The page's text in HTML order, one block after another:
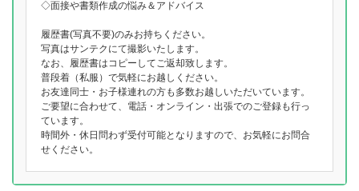
◇面接や書類作成の悩み＆アドバイス
履歴書(写真不要)のみお持ちください。
写真はサンテクにて撮影いたします。
なお、履歴書はコピーしてご返却致します。
普段着（私服）で気軽にお越しください。
お友達同士・お子様連れの方も多数お越しいただいています。
ご要望に合わせて、電話・オンライン・出張でのご登録も行っ
ています。
時間外・休日問わず受付可能となりますので、お気軽にお問合
せください。